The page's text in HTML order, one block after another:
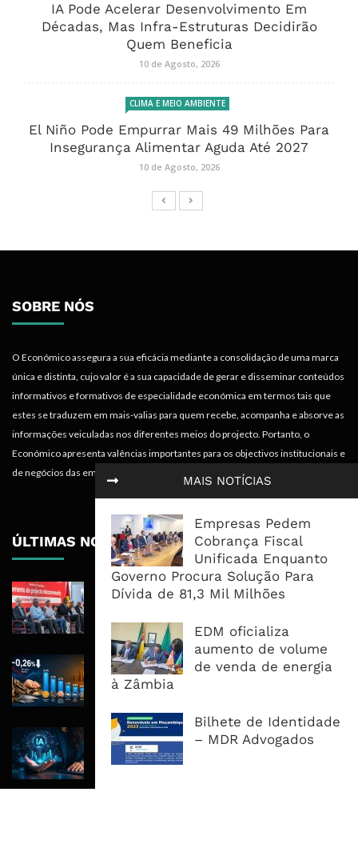
MAIS NOTÍCIAS
Empresas Pedem
Cobrança Fiscal
Unificada Enquanto
Governo Procura Solução Para
Dívida de 81,3 Mil Milhões
EDM oficializa
aumento de volume
de venda de energia
à Zâmbia
Bilhete de Identidade
– MDR Advogados
IA Pode Acelerar Desenvolvimento Em
Décadas, Mas Infra-Estruturas Decidirão
Quem Beneficia
10 de Agosto, 2026
CLIMA E MEIO AMBIENTE
El Niño Pode Empurrar Mais 49 Milhões Para
Insegurança Alimentar Aguda Até 2027
10 de Agosto, 2026
SOBRE NÓS
O Económico assegura a sua eficácia mediante a consolidação de uma marca
única e distinta, cujo valor é a sua capacidade de gerar e disseminar conteúdos
informativos e formativos de especialidade económica em termos tais que
estes se traduzem em mais-valias para quem recebe, acompanha e absorve as
informações veiculadas nos diferentes meios do projecto. Portanto, o
Económico apresenta valências importantes para os objectivos institucionais e
de negócios das empresas.
ÚLTIMAS NOTÍCIAS
MozCommunity Arranca Com Mais
os Primeiros Dois Anos
Preços Recuam 0,26% em Julho,
Mas Inflação Homóloga Mantém-se
IA Pode Acelerar Desenvolvimento
Em Décadas, Mas Infra-Estruturas